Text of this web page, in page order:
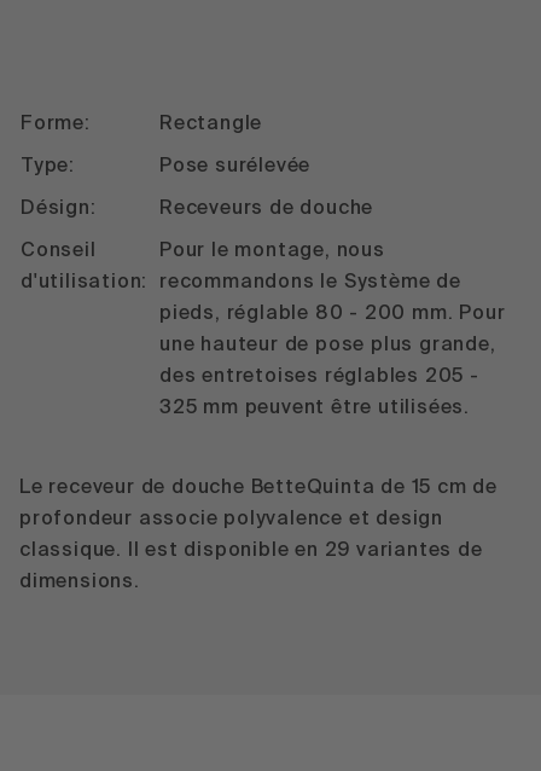
Forme: Rectangle
Type: Pose surélevée
Désign: Receveurs de douche
Conseil
d'utilisation:
Pour le montage, nous
recommandons le Système de
pieds, réglable 80 - 200 mm. Pour
une hauteur de pose plus grande,
des entretoises réglables 205 -
325 mm peuvent être utilisées.
Le receveur de douche BetteQuinta de 15 cm de
profondeur associe polyvalence et design
classique. Il est disponible en 29 variantes de
dimensions.